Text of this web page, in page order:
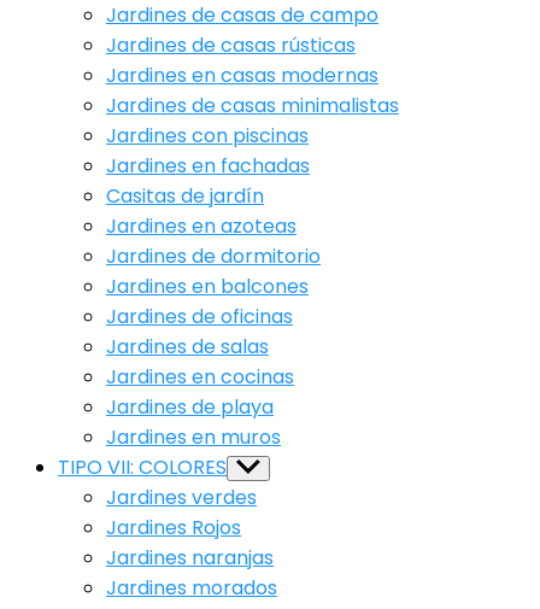
Jardines de casas de campo
Jardines de casas rústicas
Jardines en casas modernas
Jardines de casas minimalistas
Jardines con piscinas
Jardines en fachadas
Casitas de jardín
Jardines en azoteas
Jardines de dormitorio
Jardines en balcones
Jardines de oficinas
Jardines de salas
Jardines en cocinas
Jardines de playa
Jardines en muros
TIPO VII: COLORES Show
sub
menu
Jardines verdes
Jardines Rojos
Jardines naranjas
Jardines morados